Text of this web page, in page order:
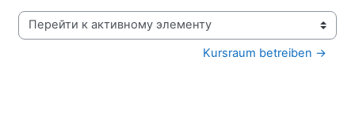
Перейти к активному элементу
Kursraum betreiben →